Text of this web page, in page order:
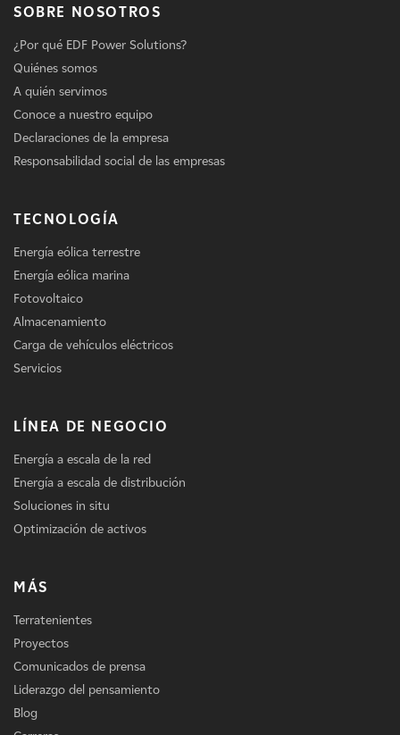
SOBRE NOSOTROS
¿Por qué EDF Power Solutions?
Quiénes somos
A quién servimos
Conoce a nuestro equipo
Declaraciones de la empresa
Responsabilidad social de las empresas
TECNOLOGÍA
Energía eólica terrestre
Energía eólica marina
Fotovoltaico
Almacenamiento
Carga de vehículos eléctricos
Servicios
LÍNEA DE NEGOCIO
Energía a escala de la red
Energía a escala de distribución
Soluciones in situ
Optimización de activos
MÁS
Terratenientes
Proyectos
Comunicados de prensa
Liderazgo del pensamiento
Blog